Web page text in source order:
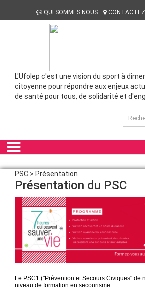
QUI SOMMES NOUS
L'Ufolep c'est une vision du sport à
citoyenne pour répondre aux enjeux
de santé pour tous, de solidarité et
PSC > Présentation
Présentation du PSC
Le PSC1 ("Prévention et Secours Civiques" de
niveau de formation en secourisme.